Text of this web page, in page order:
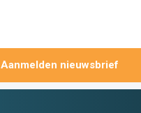
Aanmelden